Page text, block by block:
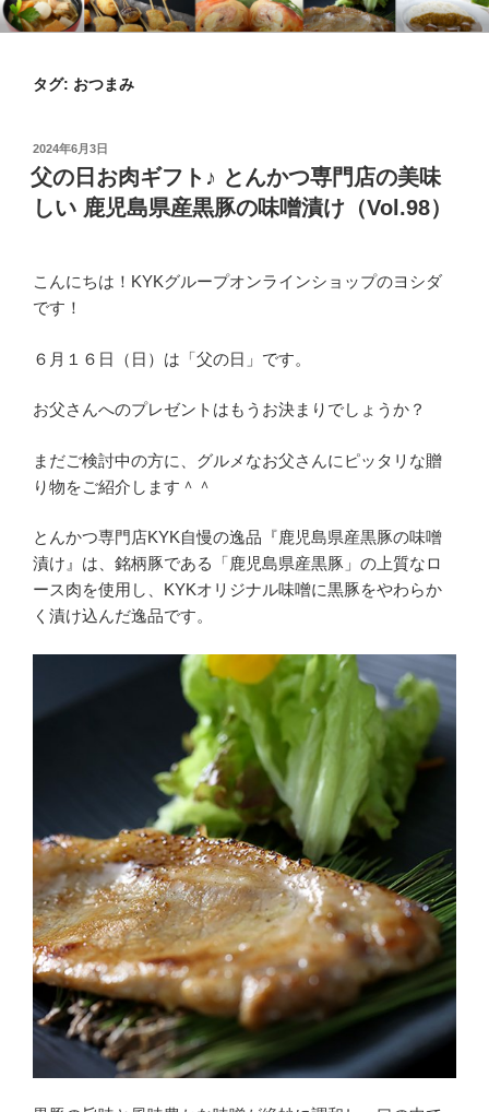
コ
ン
KYKオンラインブログ
特集 ～オンラインショップ～
タグ: おつまみ
投
稿
日:
2024年6月3日
父の日お肉ギフト♪ とんかつ専門店の美味
しい 鹿児島県産黒豚の味噌漬け（Vol.98）
こんにちは！KYKグループオンラインショップのヨシダ
です！
６月１６日（日）は「父の日」です。
お父さんへのプレゼントはもうお決まりでしょうか？
まだご検討中の方に、グルメなお父さんにピッタリな贈
り物をご紹介します＾＾
とんかつ専門店KYK自慢の逸品『鹿児島県産黒豚の味噌
漬け』は、銘柄豚である「鹿児島県産黒豚」の上質なロ
ース肉を使用し、KYKオリジナル味噌に黒豚をやわらか
く漬け込んだ逸品です。